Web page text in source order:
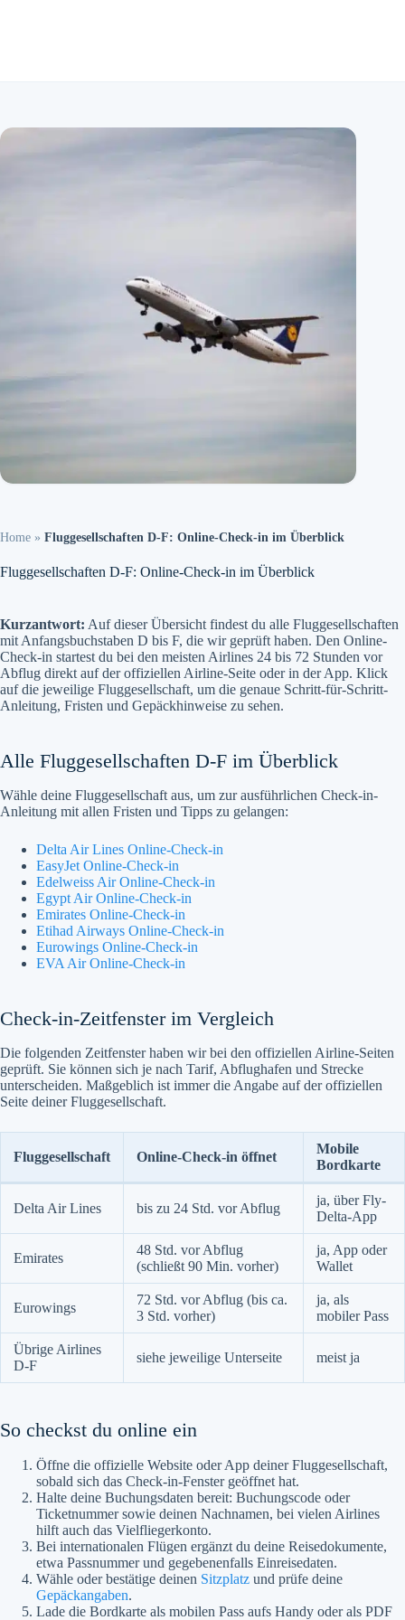
Home » Fluggesellschaften D-F: Online-Check-in im Überblick
Fluggesellschaften D-F: Online-Check-in im Überblick
Kurzantwort: Auf dieser Übersicht findest du alle Fluggesellschaften
mit Anfangsbuchstaben D bis F, die wir geprüft haben. Den Online-
Check-in startest du bei den meisten Airlines 24 bis 72 Stunden vor
Abflug direkt auf der offiziellen Airline-Seite oder in der App. Klick
auf die jeweilige Fluggesellschaft, um die genaue Schritt-für-Schritt-
Anleitung, Fristen und Gepäckhinweise zu sehen.
Alle Fluggesellschaften D-F im Überblick
Wähle deine Fluggesellschaft aus, um zur ausführlichen Check-in-
Anleitung mit allen Fristen und Tipps zu gelangen:
Delta Air Lines Online-Check-in
EasyJet Online-Check-in
Edelweiss Air Online-Check-in
Egypt Air Online-Check-in
Emirates Online-Check-in
Etihad Airways Online-Check-in
Eurowings Online-Check-in
EVA Air Online-Check-in
Check-in-Zeitfenster im Vergleich
Die folgenden Zeitfenster haben wir bei den offiziellen Airline-Seiten
geprüft. Sie können sich je nach Tarif, Abflughafen und Strecke
unterscheiden. Maßgeblich ist immer die Angabe auf der offiziellen
Seite deiner Fluggesellschaft.
Fluggesellschaft Online-Check-in öffnet
Mobile
Bordkarte
Delta Air Lines bis zu 24 Std. vor Abflug
ja, über Fly-
Delta-App
Emirates
48 Std. vor Abflug
(schließt 90 Min. vorher)
ja, App oder
Wallet
Eurowings
72 Std. vor Abflug (bis ca.
3 Std. vorher)
ja, als
mobiler Pass
Übrige Airlines
D-F
siehe jeweilige Unterseite meist ja
So checkst du online ein
Öffne die offizielle Website oder App deiner Fluggesellschaft,
sobald sich das Check-in-Fenster geöffnet hat.
Halte deine Buchungsdaten bereit: Buchungscode oder
Ticketnummer sowie deinen Nachnamen, bei vielen Airlines
hilft auch das Vielfliegerkonto.
Bei internationalen Flügen ergänzt du deine Reisedokumente,
etwa Passnummer und gegebenenfalls Einreisedaten.
Wähle oder bestätige deinen Sitzplatz und prüfe deine
Gepäckangaben.
Lade die Bordkarte als mobilen Pass aufs Handy oder als PDF